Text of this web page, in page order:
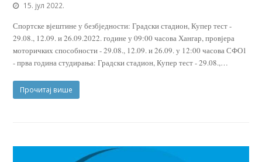
15. јул 2022.
Спортске вјештине у безбједности: Градски стадион, Купер тест -
29.08., 12.09. и 26.09.2022. године у 09:00 часова Хангар, провјера
моторичких способности - 29.08., 12.09. и 26.09. у 12:00 часова СФО1
- прва година студирања: Градски стадион, Купер тест - 29.08.,…
Прочитај више